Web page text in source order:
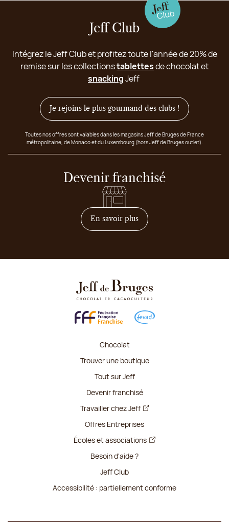
Jeff Club
Intégrez le Jeff Club et profitez toute l'année de 20% de
remise sur les collectionstablettesde chocolat et
snackingJeff
Je rejoins le plus gourmand des clubs !
Toutes nos offres sont valables dans les magasins Jeff de Bruges de France
métropolitaine, de Monaco et du Luxembourg (hors Jeff de Bruges outlet).
Devenir franchisé
En savoir plussur comment devenir
Chocolat
Trouver une boutique
Tout sur Jeff
Devenir franchisé
Travailler chez Jeff
Offres Entreprises
Écoles et associations
Besoin d'aide ?
Jeff Club
Accessibilité : partiellement conforme